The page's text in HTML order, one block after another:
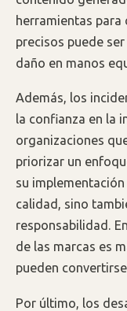
herramientas para
precisos puede
daño en manos
Además, los
la confianza en la
organizaciones
priorizar un
su
calidad, sino
responsabilidad.
de las marcas es
pueden
Por último, los